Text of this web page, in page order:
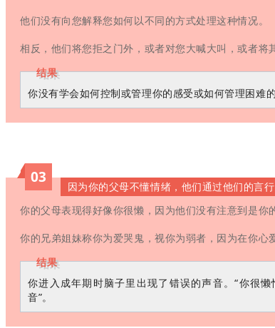
他们没有向您解释您如何以不同的方式处理这种情况。
相反，他们将您拒之门外，或者对您大喊大叫，或者将
结果
你没有学会如何控制或管理你的感受或如何管理困难的
03
因为你的父母不懂情绪，他们通过他们的言
你的父母表现得好像你很懒，因为他们没有注意到是你
你的兄弟姐妹称你为爱哭鬼，视你为弱者，因为在你心
结果
你进入成年期时脑子里出现了错误的声音。“你很懒
音”。